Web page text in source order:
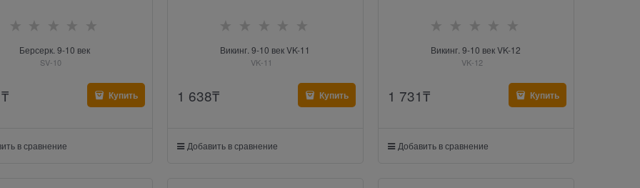
Берсерк. 9-10 век
SV-10
₸ Купить
в сравнение
Викинг. 9-10 век VK-11
VK-11
1 638₸ Купить
Добавить в сравнение
Викинг. 9-10 век VK-12
VK-12
1 731₸ Купить
Добавить в сравнение